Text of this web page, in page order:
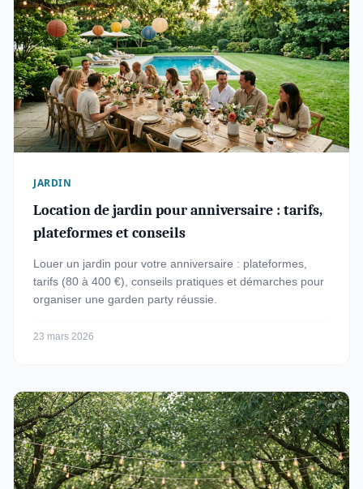
JARDIN
Location de jardin pour anniversaire : tarifs,
plateformes et conseils
Louer un jardin pour votre anniversaire : plateformes,
tarifs (80 à 400 €), conseils pratiques et démarches pour
organiser une garden party réussie.
23 mars 2026